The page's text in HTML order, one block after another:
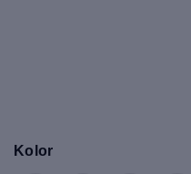
Kolor